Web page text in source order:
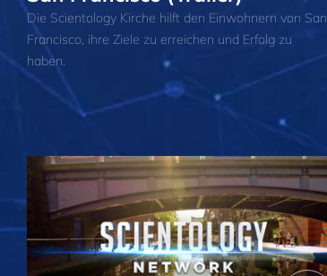
Die Scientology Kirche hilft den Einwohnern von San
Francisco, ihre Ziele zu erreichen und Erfolg zu
haben.